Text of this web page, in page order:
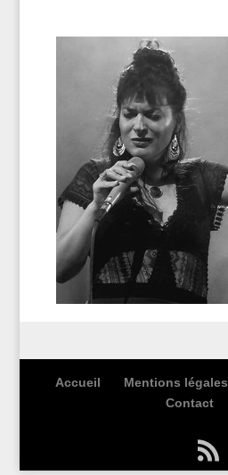
Accueil Mentions légales
Contact